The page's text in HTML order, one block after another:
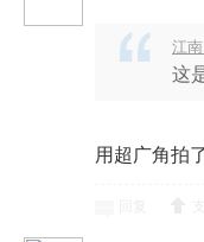
江
这
用超广角拍